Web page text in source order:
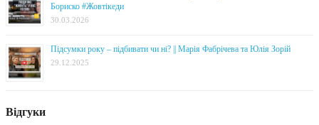
Бориско #Жовтікеди
30.03.2026
Підсумки року – підбивати чи ні? || Марія Фабрічева та Юлія Зорій
29.12.2025
Відгуки